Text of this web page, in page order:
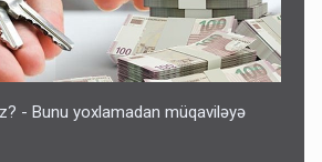
iştirakçısı detalları açıqladı
- Bunu yoxlamadan müqaviləyə